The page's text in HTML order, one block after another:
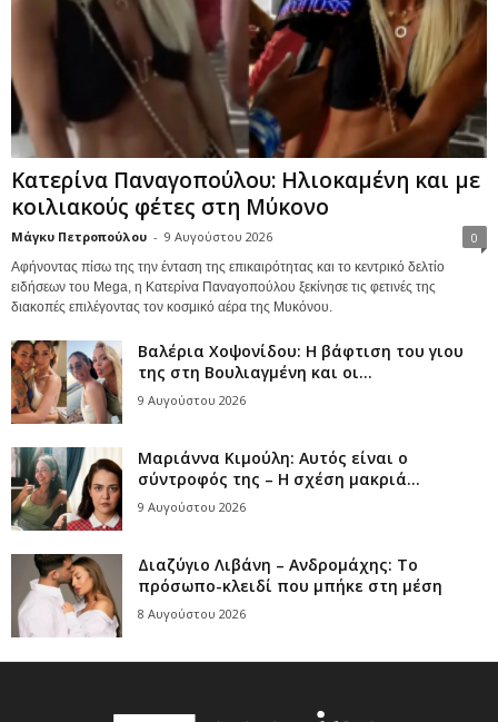
Κατερίνα Παναγοπούλου: Ηλιοκαμένη και με
κοιλιακούς φέτες στη Μύκονο
Μάγκυ Πετροπούλου - 9 Αυγούστου 2026 0
Αφήνοντας πίσω της την ένταση της επικαιρότητας και το κεντρικό δελτίο
ειδήσεων του Mega, η Κατερίνα Παναγοπούλου ξεκίνησε τις φετινές της
διακοπές επιλέγοντας τον κοσμικό αέρα της Μυκόνου.
Βαλέρια Χοψονίδου: Η βάφτιση του γιου
της στη Βουλιαγμένη και οι...
9 Αυγούστου 2026
Μαριάννα Κιμούλη: Αυτός είναι ο
σύντροφός της – Η σχέση μακριά...
9 Αυγούστου 2026
Διαζύγιο Λιβάνη – Ανδρομάχης: Το
πρόσωπο-κλειδί που μπήκε στη μέση
8 Αυγούστου 2026